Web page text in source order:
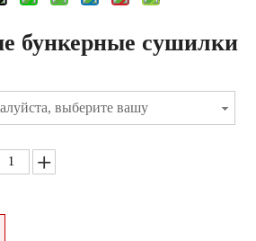
бункерные сушилки
выберите вашу